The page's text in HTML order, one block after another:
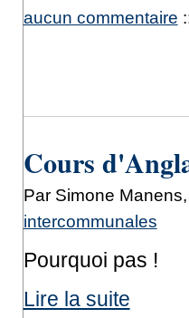
aucun commentaire
Cours
Par Simone
intercommunales
Pourquoi pas !
Lire la suite